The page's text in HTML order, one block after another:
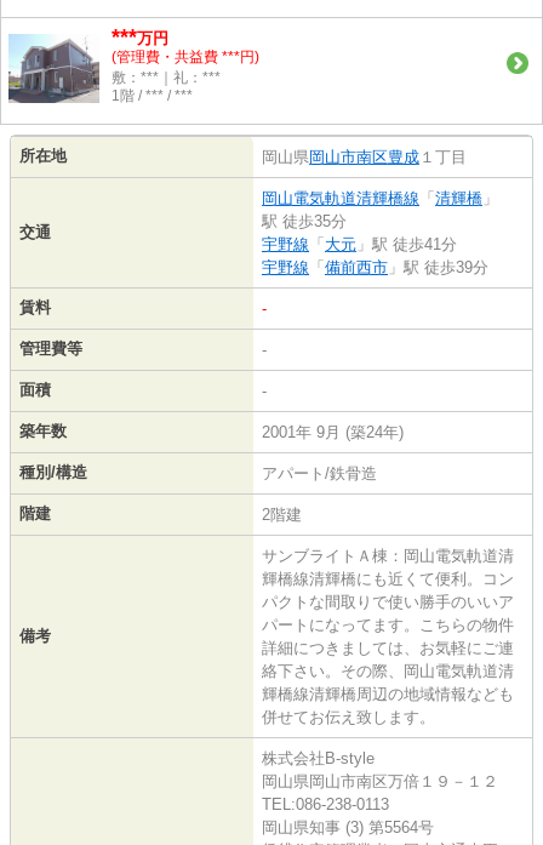
***万円
(管理費・共益費 ***円)
敷：***｜礼：***
1階 / *** / ***
所在地 岡山県岡山市南区豊成 １丁目
交通
岡山電気軌道清輝橋線 「 清輝橋 」
駅 徒歩35分
宇野線 「 大元 」駅 徒歩41分
宇野線 「 備前西市 」駅 徒歩39分
賃料 -
管理費等 -
面積 -
築年数 2001年 9月 (築24年)
種別/構造 アパート/鉄骨造
階建 2階建
備考
サンブライトＡ棟：岡山電気軌道清
輝橋線清輝橋にも近くて便利。コン
パクトな間取りで使い勝手のいいア
パートになってます。こちらの物件
詳細につきましては、お気軽にご連
絡下さい。その際、岡山電気軌道清
輝橋線清輝橋周辺の地域情報なども
併せてお伝え致します。
株式会社B-style
岡山県岡山市南区万倍１９－１２
TEL:086-238-0113
岡山県知事 (3) 第5564号